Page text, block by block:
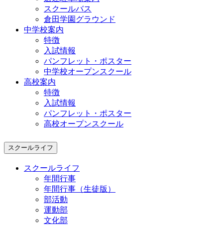
スクールバス
倉田学園グラウンド
中学校案内
特徴
入試情報
パンフレット・ポスター
中学校オープンスクール
高校案内
特徴
入試情報
パンフレット・ポスター
高校オープンスクール
スクールライフ
スクールライフ
年間行事
年間行事（生徒版）
部活動
運動部
文化部